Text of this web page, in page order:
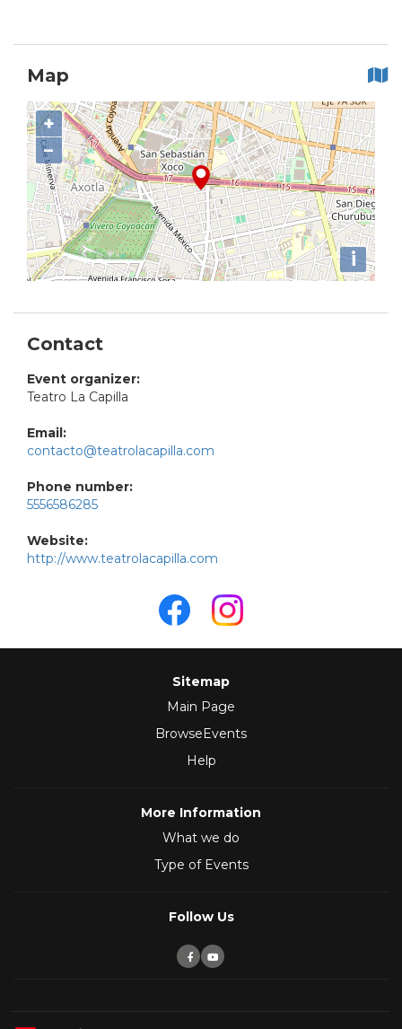
Map
+
−
i
Contact
Event organizer:
Teatro La Capilla
Email:
contacto@teatrolacapilla.com
Phone number:
5556586285
Website:
http://www.teatrolacapilla.com
Sitemap
Main Page
BrowseEvents
Help
More Information
What we do
Type of Events
Follow Us